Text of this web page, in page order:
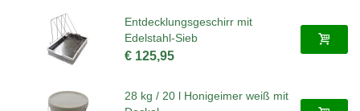
Entdecklungsgeschirr mit
Edelstahl-Sieb
€ 125,95
28 kg / 20 l Honigeimer weiß mit